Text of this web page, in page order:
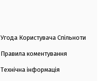
Угода Користувача Спільноти
Правила коментування
Технічна інформація